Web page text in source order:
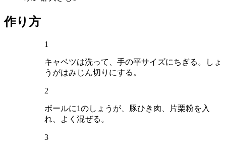
作り方
1
キャベツは洗って、手の平サイズにちぎる。しょ
うがはみじん切りにする。
2
ボールに1のしょうが、豚ひき肉、片栗粉を入
れ、よく混ぜる。
3